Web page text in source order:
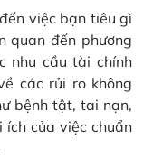
việc bạn tiêu gì
quan đến phương
nhu cầu tài chính
các rủi ro không
bệnh tật, tai nạn,
của việc chuẩn